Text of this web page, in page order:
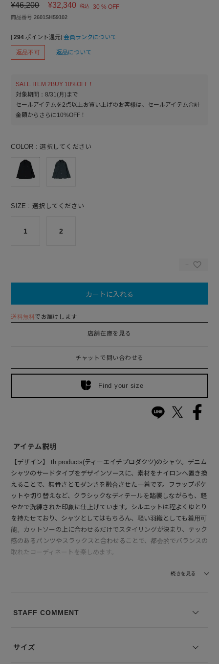
¥46,200 ¥32,340 税込 30 % OFF
商品番号 2601SH59102
[ 294 ポイント還元] 会員ランクについて
返品不可 返品について
SALE ITEM 2BUY 10%OFF！
対象期間：8/31(月)まで
セールアイテムを2点以上お買い上げのお客様は、セールアイテム合計
金額からさらに10%OFF！
COLOR 選択してください
SIZE 選択してください
1 2
カートに入れる
送料無料でお届けします
店舗在庫を見る
チャットで問い合わせる
Find your size
アイテム説明
【デザイン】 th products(ティーエイチプロダクツ)のシャツ。デニム
シャツのサードタイプをデザインソースに、素材をナイロンへ置き換
えることで、無骨さとモダンさを融合させた一着です。フラップポケ
ットや切り替えなど、クラシックなディテールを踏襲しながらも、軽
やかで洗練された印象に仕上げています。シルエットは程よくゆとり
を持たせており、シャツとしてはもちろん、軽い羽織としても着用可
能。カットソーの上に合わせるだけでスタイリングが決まり、テック
感のあるパンツやスラックスと合わせることで、都会的でバランスの
取れたコーディネートを楽しめます。
【素材】 ナイロン、ポリウレタンを混紡したストレッチ素材を使
続きを見る
STAFF COMMENT
サイズ